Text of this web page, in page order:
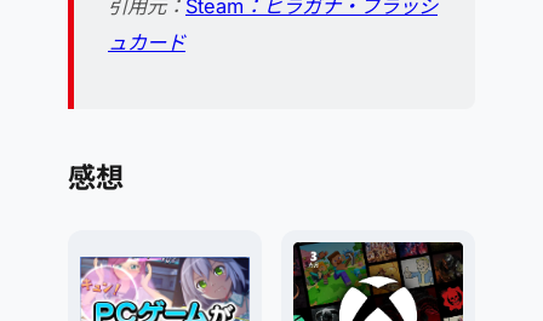
引用元： Steam：ヒラガナ・フラッシ
ュカード
感想